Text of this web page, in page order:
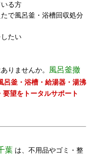
る方
で風呂釜・浴槽回収処分
たい
りませんか。
風呂釜撤
呂釜・浴槽・給湯器・湯沸
望をトータルサポート
葉 は、不用品やゴミ・整